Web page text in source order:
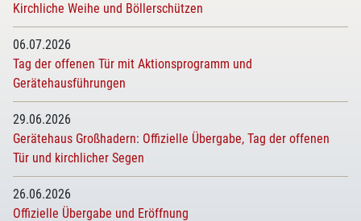
Kirchliche Weihe und Böllerschützen
06.07.2026
Tag der offenen Tür mit Aktionsprogramm und
Gerätehausführungen
29.06.2026
Gerätehaus Großhadern: Offizielle Übergabe, Tag der offenen
Tür und kirchlicher Segen
26.06.2026
Offizielle Übergabe und Eröffnung